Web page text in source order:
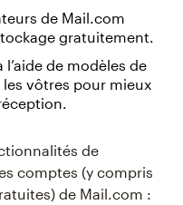
de Mail.com
gratuitement.
de modèles de
vôtres pour mieux
de
comptes (y compris
de Mail.com :